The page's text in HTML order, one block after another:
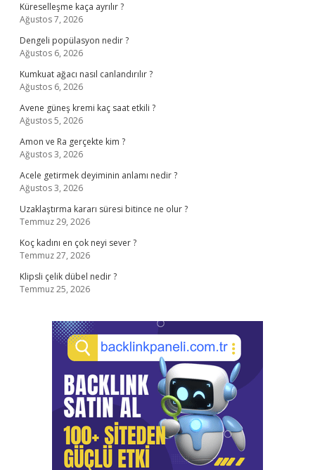
Küreselleşme kaça ayrılır ?
Ağustos 7, 2026
Dengeli popülasyon nedir ?
Ağustos 6, 2026
Kumkuat ağacı nasıl canlandırılır ?
Ağustos 6, 2026
Avene güneş kremi kaç saat etkili ?
Ağustos 5, 2026
Amon ve Ra gerçekte kim ?
Ağustos 3, 2026
Acele getirmek deyiminin anlamı nedir ?
Ağustos 3, 2026
Uzaklaştırma kararı süresi bitince ne olur ?
Temmuz 29, 2026
Koç kadını en çok neyi sever ?
Temmuz 27, 2026
Klipsli çelik dübel nedir ?
Temmuz 25, 2026